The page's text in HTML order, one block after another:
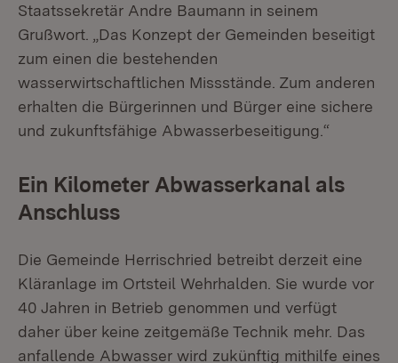
Staatssekretär Andre Baumann in seinem
Grußwort. „Das Konzept der Gemeinden beseitigt
zum einen die bestehenden
wasserwirtschaftlichen Missstände. Zum anderen
erhalten die Bürgerinnen und Bürger eine sichere
und zukunftsfähige Abwasserbeseitigung.“
Ein Kilometer Abwasserkanal als
Anschluss
Die Gemeinde Herrischried betreibt derzeit eine
Kläranlage im Ortsteil Wehrhalden. Sie wurde vor
40 Jahren in Betrieb genommen und verfügt
daher über keine zeitgemäße Technik mehr. Das
anfallende Abwasser wird zukünftig mithilfe eines